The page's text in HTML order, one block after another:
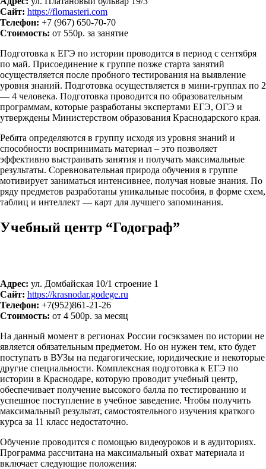
Сайт: https://flomasteri.com
Телефон: +7 (967) 650-70-70
Стоимость: от 550р. за занятие
Подготовка к ЕГЭ по истории проводится в период с сентября
по май. Присоединение к группе позже старта занятий
осуществляется после пробного тестирования на выявление
уровня знаний. Подготовка осуществляется в мини-группах по 2
— 4 человека. Подготовка проводится по образовательным
программам, которые разработаны экспертами ЕГЭ, ОГЭ и
утверждены Министерством образования Краснодарского края.
Ребята определяются в группу исходя из уровня знаний и
способности воспринимать материал – это позволяет
эффективно выстраивать занятия и получать максимальные
результаты. Соревновательная природа обучения в группе
мотивирует заниматься интенсивнее, получая новые знания. По
ряду предметов разработаны уникальные пособия, в форме схем,
таблиц и интеллект — карт для лучшего запоминания.
Учебный центр “Годограф”
Адрес: ул. Домбайская 10/1 строение 1
Сайт: https://krasnodar.godege.ru
Телефон: +7(952)861-21-26
Стоимость: от 4 500р. за месяц
На данный момент в регионах России госэкзамен по истории не
является обязательным предметом. Но он нужен тем, кто будет
поступать в ВУЗы на педагогические, юридические и некоторые
другие специальности. Комплексная подготовка к ЕГЭ по
истории в Краснодаре, которую проводит учебный центр,
обеспечивает получение высокого балла по тестированию и
успешное поступление в учебное заведение. Чтобы получить
максимальный результат, самостоятельного изучения краткого
курса за 11 класс недостаточно.
Обучение проводится с помощью видеоуроков и в аудиториях.
Программа рассчитана на максимальный охват материала и
включает следующие положения: